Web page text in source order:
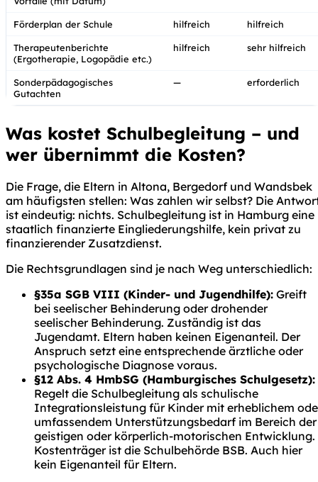
Förderplan der Schule hilfreich hilfreich
Therapeutenberichte
(Ergotherapie, Logopädie etc.)
hilfreich sehr hilfreich
Sonderpädagogisches
Gutachten
— erforderlich
Was kostet Schulbegleitung – und
wer übernimmt die Kosten?
Die Frage, die Eltern in Altona, Bergedorf und Wandsbek
am häufigsten stellen: Was zahlen wir selbst? Die
ist eindeutig: nichts. Schulbegleitung ist in Hamburg eine
staatlich finanzierte Eingliederungshilfe, kein privat zu
finanzierender Zusatzdienst.
Die Rechtsgrundlagen sind je nach Weg unterschiedlich:
§35a SGB VIII (Kinder- und Jugendhilfe): Greift
bei seelischer Behinderung oder drohender
seelischer Behinderung. Zuständig ist das
Jugendamt. Eltern haben keinen Eigenanteil. Der
Anspruch setzt eine entsprechende ärztliche oder
psychologische Diagnose voraus.
§12 Abs. 4 HmbSG (Hamburgisches Schulgesetz):
Regelt die Schulbegleitung als schulische
Integrationsleistung für Kinder mit erheblichem
umfassendem Unterstützungsbedarf im Bereich der
geistigen oder körperlich-motorischen Entwicklung.
Kostenträger ist die Schulbehörde BSB. Auch hier
kein Eigenanteil für Eltern.